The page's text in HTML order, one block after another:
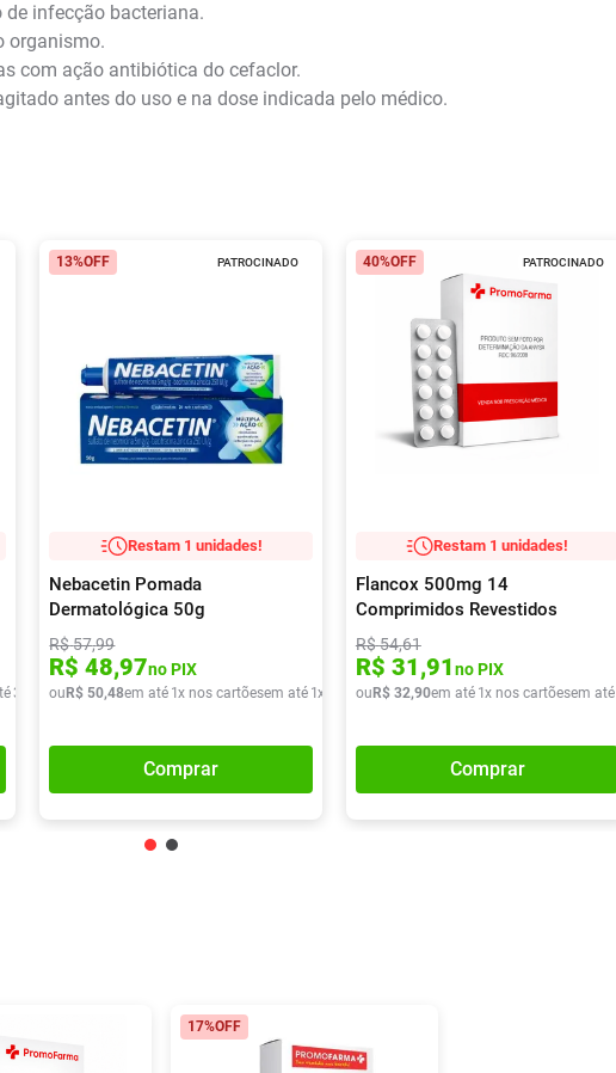
infecção bacteriana.
organismo.
com ação antibiótica do cefaclor.
antes do uso e na dose indicada pelo médico.
3 R$ 37,22
PATROCINADO
13%OFF
Restam 1 unidades!
Nebacetin Pomada
Dermatológica 50g
R$57,99
R$ 48,97no PIX
ou R$ 50,48em até 1x nos cartõesem até 1x de R$ 50,48
Comprar
PATROCINADO
40%OFF
Restam 1 unidades!
Flancox 500mg 14
Comprimidos Revestidos
R$54,61
R$ 31,91no PIX
ou R$ 32,90em até 1x nos cartõesem até
Comprar
17%OFF